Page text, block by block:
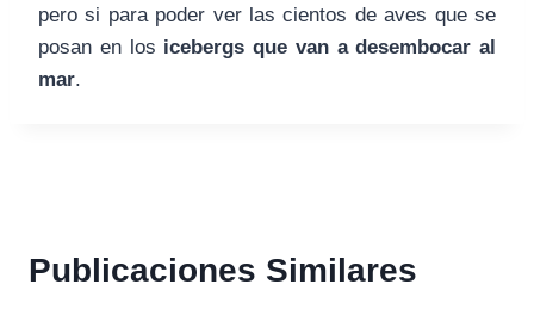
pero si para poder ver las cientos de aves que se
posan en los icebergs que van a desembocar al
mar.
Publicaciones Similares